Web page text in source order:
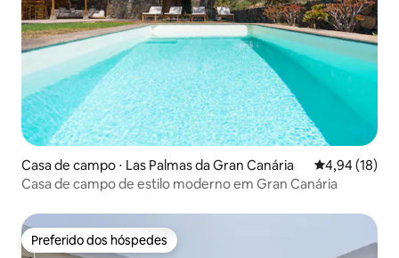
Casa de campo ⋅ Las Palmas da Gran Canária 4,94 de uma
4,94 (18)
Casa de campo de estilo moderno em Gran Canária
Preferido dos hóspedes
Preferido dos hóspedes